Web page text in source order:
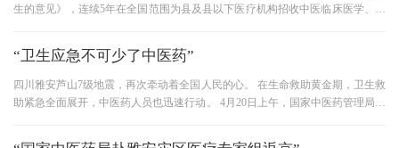
生的意见》，连续5年在全国范围为县及县以下医疗机构招收中医临床医学、中
“卫生应急不可少了中医药”
四川雅安芦山7级地震，再次牵动着全国人民的心。 在生命救助黄金期，卫生救
助紧急全面展开，中医药人员也迅速行动。 4月20日上午，国家中医药管理局突